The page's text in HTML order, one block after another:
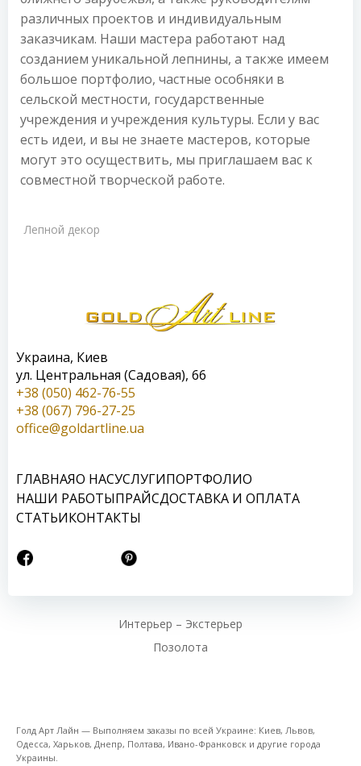
различных проектов и индивидуальным
заказчикам. Наши мастера работают над
созданием уникальной лепнины, а также имеем
большое портфолио, частные особняки в
сельской местности, государственные
учреждения и учреждения культуры. Если у вас
есть идеи, и вы не знаете мастеров, которые
могут это осуществить, мы приглашаем вас к
совместной творческой работе.
Лепной декор
Украина, Киев
ул. Центральная (Садовая), 66
+38 (050) 462-76-55
+38 (067) 796-27-25
office@goldartline.ua
ГЛАВНАЯО НАСУСЛУГИПОРТФОЛИО
НАШИ РАБОТЫПРАЙСДОСТАВКА И ОПЛАТА
СТАТЬИКОНТАКТЫ
Интерьер – Экстерьер
Позолота
Голд Арт Лайн — Выполняем заказы по всей Украине: Киев, Львов,
Одесса, Харьков, Днепр, Полтава, Ивано-Франковск и другие города
Украины.